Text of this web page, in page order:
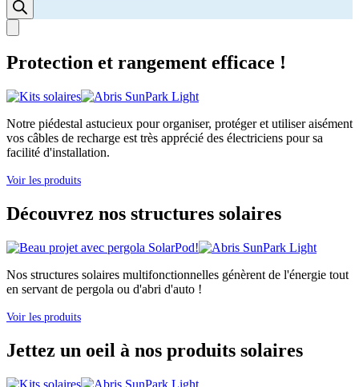
Protection et rangement efficace !
Notre piédestal astucieux pour organiser, protéger et utiliser aisément
vos câbles de recharge est très apprécié des électriciens pour sa
facilité d'installation.
Voir les produits
Découvrez nos structures solaires
Nos structures solaires multifonctionnelles génèrent de l'énergie tout
en servant de pergola ou d'abri d'auto !
Voir les produits
Jettez un oeil à nos produits solaires